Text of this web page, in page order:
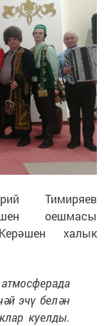
Тимиряев
оешмасы
халык
эчү белән
куелды.